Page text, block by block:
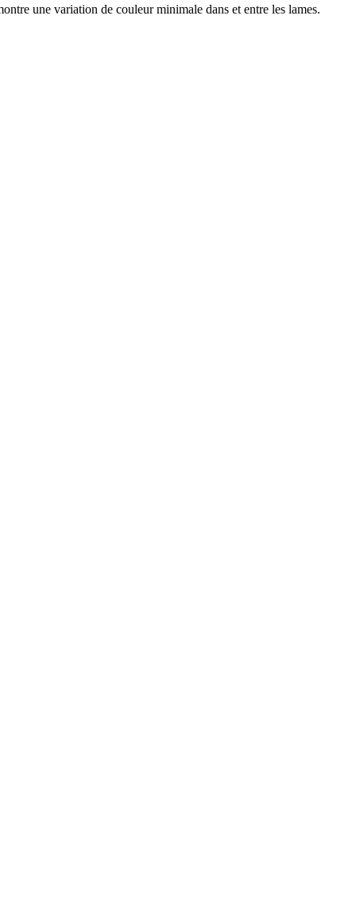
une variation de couleur minimale dans et entre les lames.